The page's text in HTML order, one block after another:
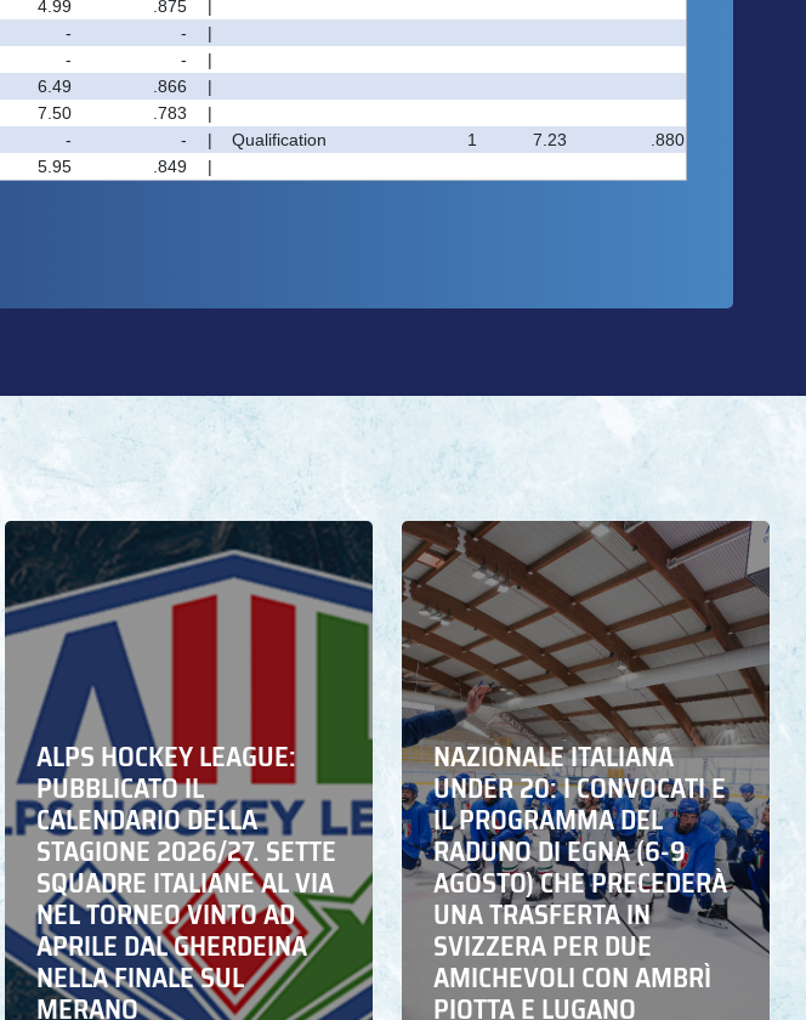
ALPS HOCKEY LEAGUE:
PUBBLICATO IL
CALENDARIO DELLA
STAGIONE 2026/27. SETTE
SQUADRE ITALIANE AL VIA
NEL TORNEO VINTO AD
APRILE DAL GHERDEINA
NELLA FINALE SUL
MERANO
NAZIONALE ITALIANA
UNDER 20: I CONVOCATI E
IL PROGRAMMA DEL
RADUNO DI EGNA (6-9
AGOSTO) CHE PRECEDERÀ
UNA TRASFERTA IN
SVIZZERA PER DUE
AMICHEVOLI CON AMBRÌ
PIOTTA E LUGANO